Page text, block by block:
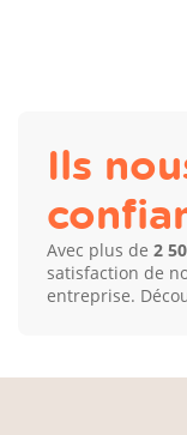
Ils
Avec plus de2
satisfaction de
entreprise.